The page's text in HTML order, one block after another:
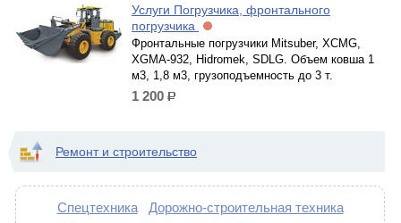
Услуги Погрузчика, фронтального
погрузчика
Фронтальные погрузчики Mitsuber, XCMG,
XGMA-932, Hidromek, SDLG. Объем ковша 1
м3, 1,8 м3, грузоподъемность до 3 т.
1 200 р.
Ремонт и строительство
Спецтехника
Дорожно-строительная техника